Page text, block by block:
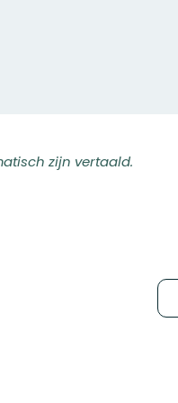
zijn vertaald.